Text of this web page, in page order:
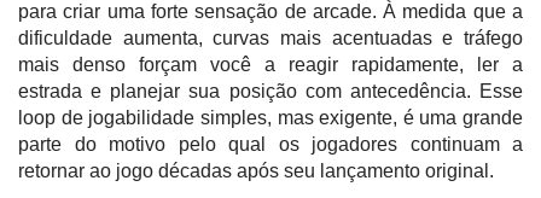
para criar uma forte sensação de arcade. À medida que a
dificuldade aumenta, curvas mais acentuadas e tráfego
mais denso forçam você a reagir rapidamente, ler a
estrada e planejar sua posição com antecedência. Esse
loop de jogabilidade simples, mas exigente, é uma grande
parte do motivo pelo qual os jogadores continuam a
retornar ao jogo décadas após seu lançamento original.